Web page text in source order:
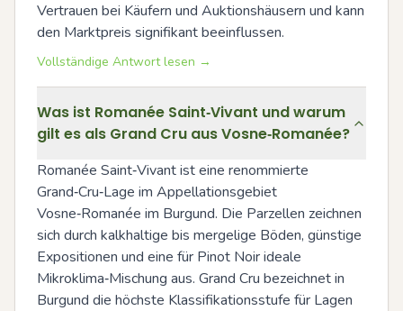
Vertrauen bei Käufern und Auktionshäusern und kann
den Marktpreis signifikant beeinflussen.
Vollständige Antwort lesen →
Was ist Romanée Saint‑Vivant und warum
gilt es als Grand Cru aus Vosne‑Romanée?
Romanée Saint‑Vivant ist eine renommierte
Grand‑Cru‑Lage im Appellationsgebiet
Vosne‑Romanée im Burgund. Die Parzellen zeichnen
sich durch kalkhaltige bis mergelige Böden, günstige
Expositionen und eine für Pinot Noir ideale
Mikroklima‑Mischung aus. Grand Cru bezeichnet in
Burgund die höchste Klassifikationsstufe für Lagen